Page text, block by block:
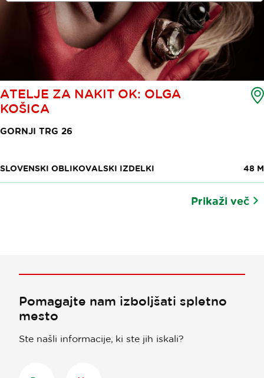
ATELJE ZA NAKIT OK: OLGA
KOŠICA
GORNJI TRG 26
SLOVENSKI OBLIKOVALSKI IZDELKI 48 M
Prikaži več
Pomagajte nam izboljšati spletno
mesto
Ste našli informacije, ki ste jih iskali?